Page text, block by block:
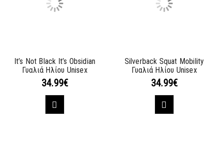
It’s Not Black It’s Obsidian
Γυαλιά Ηλίου Unisex
34.99€
Silverback Squat Mobility
Γυαλιά Ηλίου Unisex
34.99€